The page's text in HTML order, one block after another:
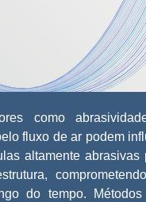
como
fluxo de ar podem
altamente abrasivas
do tempo.